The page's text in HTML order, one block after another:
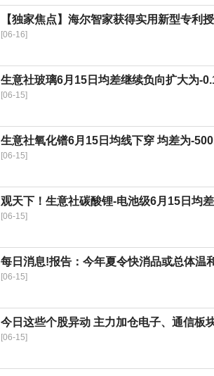
【独家焦点】海尔智家获得实用新型专利
[06-16]
生意社玻璃6月15日均差继续负向扩大为-
[06-15]
生意社氧化镨6月15日均线下穿 均差为-
[06-15]
观天下！生意社碳酸锂-电池级6月15日均
[06-15]
每日消息!报告：今年夏令快消品或总体温
[06-15]
今日这些个股异动 主力加仓电子、通信板
[06-15]